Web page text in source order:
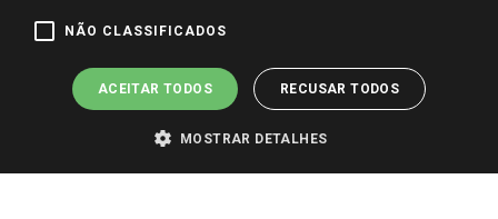
NÃO CLASSIFICADOS
ACEITAR TODOS RECUSAR TODOS
MOSTRAR DETALHES